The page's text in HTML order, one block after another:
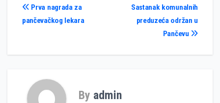
Кретање
чланка
Sastanak komunalnih
preduzeća održan u
Pančevu
Prva nagrada za
pančevačkog lekara
By admin